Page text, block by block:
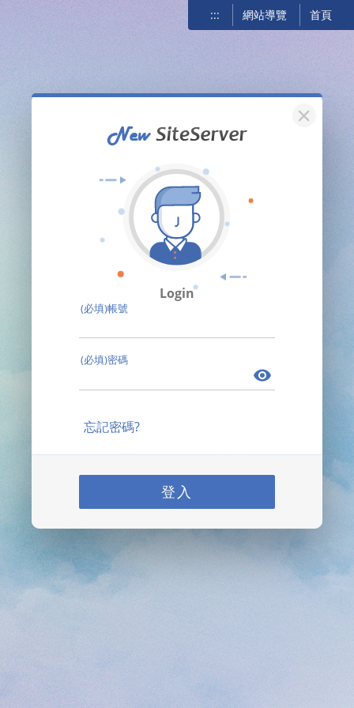
::: 網站導覽 首頁
關閉
Login
(必填)帳號
(必填)密碼
忘記密碼?
登入